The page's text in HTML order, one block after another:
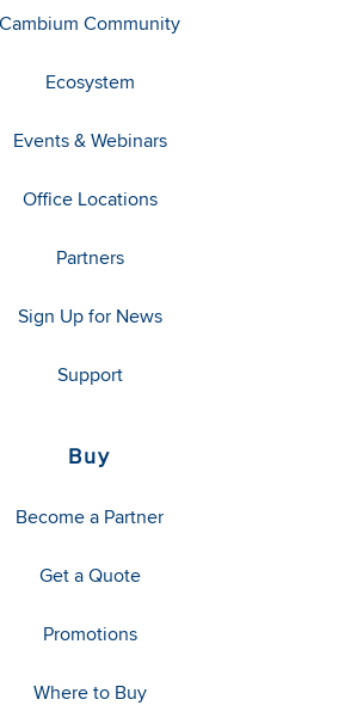
Cambium Community
Ecosystem
Events & Webinars
Office Locations
Partners
Sign Up for News
Support
Buy
Become a Partner
Get a Quote
Promotions
Where to Buy